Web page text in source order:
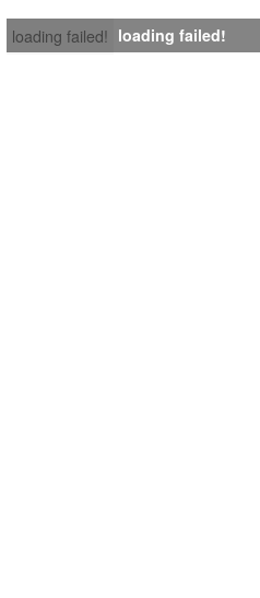
loading failed! loading failed!